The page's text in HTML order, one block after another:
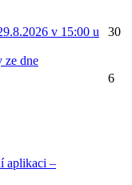
v 15:00 u
ze dne
30
6
aplikaci –